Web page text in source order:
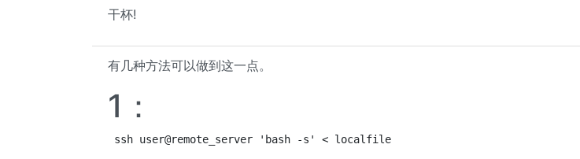
干杯!
有几种方法可以做到这一点。
1：
ssh user@remote_server 'bash -s' < localfile